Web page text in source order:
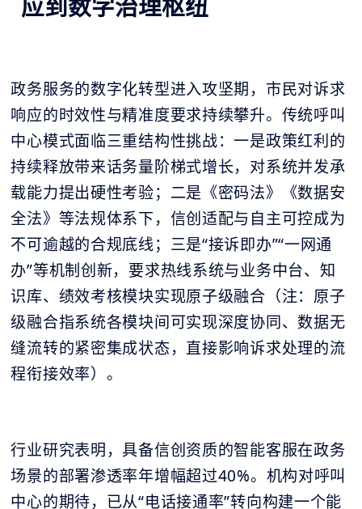
政务服务的数字化转型进入攻坚期，市民对诉求
响应的时效性与精准度要求持续攀升。传统呼叫
中心模式面临三重结构性挑战：一是政策红利的
持续释放带来话务量阶梯式增长，对系统并发承
载能力提出硬性考验；二是《密码法》《数据安
全法》等法规体系下，信创适配与自主可控成为
不可逾越的合规底线；三是“接诉即办”“一网通
办”等机制创新，要求热线系统与业务中台、知
识库、绩效考核模块实现原子级融合（注：原子
级融合指系统各模块间可实现深度协同、数据无
缝流转的紧密集成状态，直接影响诉求处理的流
程衔接效率）。
行业研究表明，具备信创资质的智能客服在政务
场景的部署渗透率年增幅超过40%。机构对呼叫
中心的期待，已从“电话接通率”转向构建一个能